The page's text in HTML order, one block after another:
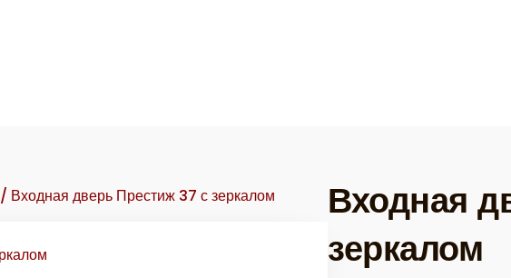
/ Входная дверь Престиж 37 с зеркалом
Входная
зеркалом